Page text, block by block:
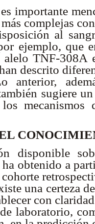
importante
complejas
al
ejemplo, que
alelo TNF-308A
descrito
anterior,
sugiere
mecanismos
disponible
ha obtenido a
una certeza
con
laboratorio,